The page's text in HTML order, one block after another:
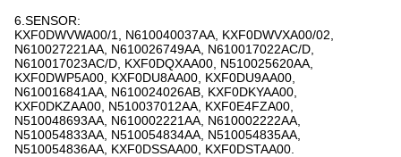
6.SENSOR:
KXF0DWVWA00/1, N610040037AA, KXF0DWVXA00/02,
N610027221AA, N610026749AA, N610017022AC/D,
N610017023AC/D, KXF0DQXAA00, N510025620AA,
KXF0DWP5A00, KXF0DU8AA00, KXF0DU9AA00,
N610016841AA, N610024026AB, KXF0DKYAA00,
KXF0DKZAA00, N510037012AA, KXF0E4FZA00,
N510048693AA, N610002221AA, N610002222AA,
N510054833AA, N510054834AA, N510054835AA,
N510054836AA, KXF0DSSAA00, KXF0DSTAA00.